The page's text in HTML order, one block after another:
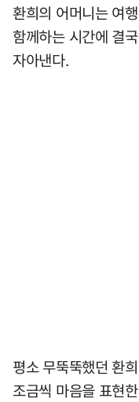
환희의 어머니는 여
함께하는 시간에 결
자아낸다.
평소 무뚝뚝했던 환
조금씩 마음을 표현